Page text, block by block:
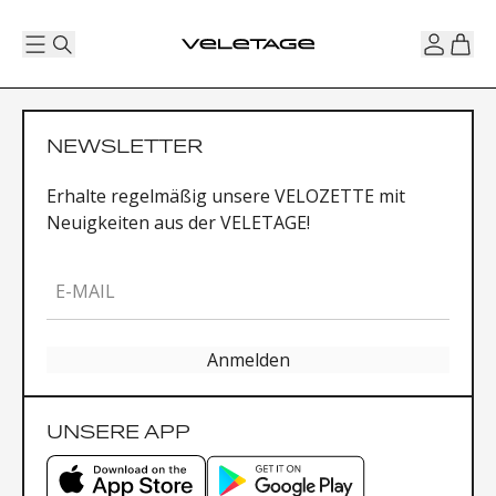
NEWSLETTER
Erhalte regelmäßig unsere VELOZETTE mit
Neuigkeiten aus der VELETAGE!
E-MAIL
Anmelden
UNSERE APP